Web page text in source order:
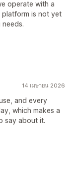
operate with a
is not yet
14 เมษายน 2026
and every
which makes a
say about it.